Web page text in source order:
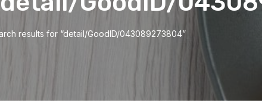
results for “detail/GoodID/043089273804”